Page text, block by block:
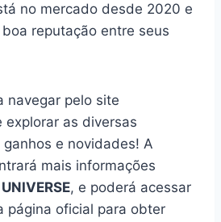
no mercado desde 2020 e
reputação entre seus
navegar pelo site
explorar as diversas
e novidades! A
mais informações
, e poderá acessar
página oficial para obter